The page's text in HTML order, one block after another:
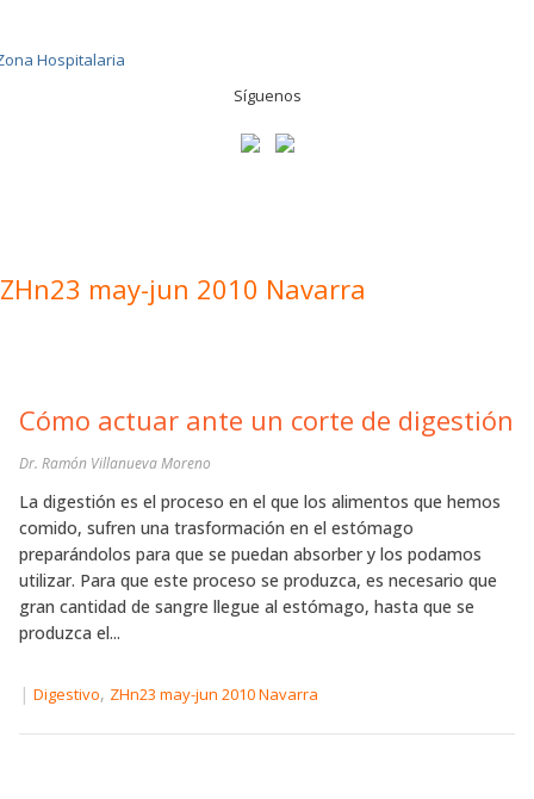
Síguenos
ZHn23 may-jun 2010 Navarra
Cómo actuar ante un corte de digestión
Dr. Ramón Villanueva Moreno
La digestión es el proceso en el que los alimentos que hemos
comido, sufren una trasformación en el estómago
preparándolos para que se puedan absorber y los podamos
utilizar. Para que este proceso se produzca, es necesario que
gran cantidad de sangre llegue al estómago, hasta que se
produzca el...
| Digestivo, ZHn23 may-jun 2010 Navarra